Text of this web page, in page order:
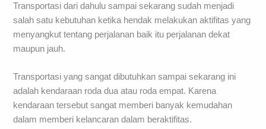
Transportasi dari dahulu sampai sekarang sudah menjadi
salah satu kebutuhan ketika hendak melakukan aktifitas yang
menyangkut tentang perjalanan baik itu perjalanan dekat
maupun jauh.
Transportasi yang sangat dibutuhkan sampai sekarang ini
adalah kendaraan roda dua atau roda empat. Karena
kendaraan tersebut sangat memberi banyak kemudahan
dalam memberi kelancaran dalam beraktifitas.